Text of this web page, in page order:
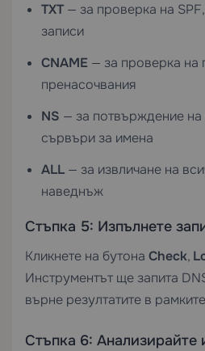
TXT — за проверка на
записи
CNAME — за проверка на
пренасочвания
NS — за потвърждение на
сървъри за имена
ALL — за извличане на
наведнъж
Стъпка 5: Изпълнете
Кликнете на бутона Check,
Инструментът ще запита
върне резултатите в
Стъпка 6: Анализирайте